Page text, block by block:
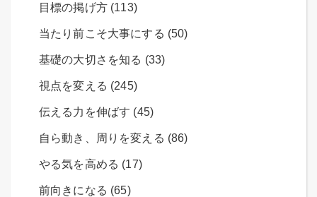
目標の掲げ方 (113)
当たり前こそ大事にする (50)
基礎の大切さを知る (33)
視点を変える (245)
伝える力を伸ばす (45)
自ら動き、周りを変える (86)
やる気を高める (17)
前向きになる (65)